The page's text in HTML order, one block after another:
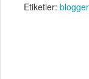
Etiketler: blogger